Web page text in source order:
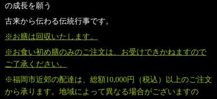
の成長を願う
古来から伝わる伝統行事です。
※お膳は回収いたします。
※お食い初め膳のみのご注文は、お受けできかねますので
ご了承ください。
※福岡市近郊の配達は、 総額10,000円（税込）
以上のご注文
から承ります。地域によって異なる場合がございますの